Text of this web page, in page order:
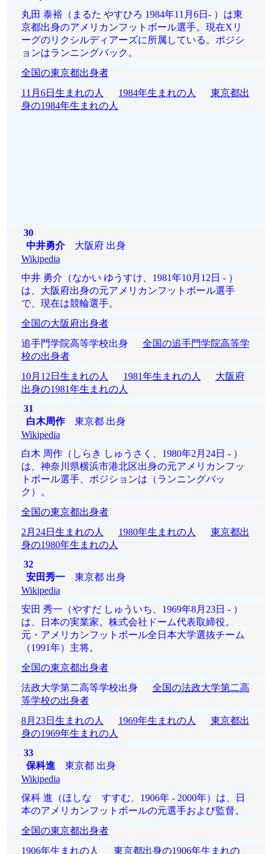
丸田 泰裕（まるた やすひろ 1984年11月6日- ）は東
京都出身のアメリカンフットボール選手。現在Xリ
ーグのリクシルディアーズに所属している。ポジシ
ョンはランニングバック。
全国の東京都出身者
11月6日生まれの人
1984年生まれの人
東京都出
身の1984年生まれの人
30
中井勇介大阪府 出身
Wikipedia
中井 勇介（なかい ゆうすけ、1981年10月12日 - ）
は、大阪府出身の元アメリカンフットボール選手
で、現在は競輪選手。
全国の大阪府出身者
追手門学院高等学校出身 全国の追手門学院高等学
校の出身者
10月12日生まれの人
1981年生まれの人
大阪府
出身の1981年生まれの人
31
白木周作東京都 出身
Wikipedia
白木 周作（しらき しゅうさく、1980年2月24日 - ）
は、神奈川県横浜市港北区出身の元アメリカンフッ
トボール選手、ポジションは（ランニングバッ
ク）。
全国の東京都出身者
2月24日生まれの人
1980年生まれの人
東京都出
身の1980年生まれの人
32
安田秀一東京都 出身
Wikipedia
安田 秀一（やすだ しゅういち、1969年8月23日 - ）
は、日本の実業家。株式会社ドーム代表取締役。
元・アメリカンフットボール全日本大学選抜チーム
（1991年）主将。
全国の東京都出身者
法政大学第二高等学校出身 全国の法政大学第二高
等学校の出身者
8月23日生まれの人
1969年生まれの人
東京都出
身の1969年生まれの人
33
保科進 東京都 出身
Wikipedia
保科 進（ほしな すすむ、1906年 - 2000年）は、日
本のアメリカンフットボールの元選手および監督。
全国の東京都出身者
1906年生まれの人
東京都出身の1906年生まれの